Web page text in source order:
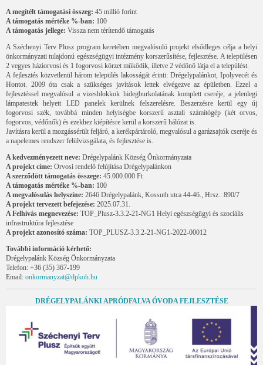
A megítélt támogatási összeg: 45 millió forint
A támogatás mértéke %-ban: 100
A támogatás jellege: Vissza nem térítendő támogatás
A Széchenyi Terv Plusz program keretében megvalósuló projekt elsődleges célja a helyi
önkormányzati tulajdonú egészségügyi intézmény korszerűsítése, fejlesztése. A településen
2 vegyes háziorvosi és 1 fogorvosi körzet működik, illetve 2 védőnő látja el a települést.
A fejlesztés közvetlenül három település lakosságát érinti: Drégelypalánkot, Ipolyvecét és
Hontot. 2009 óta csak a szükséges javítások lettek elvégezve az épületben. Ezzel a
fejlesztéssel megvalósul a vizesblokkok hidegburkolatának komplett cseréje, a jelenlegi
lámpatestek helyett LED panelek kerülnek felszerelésre. Beszerzésre kerül egy új
fogorvosi szék, továbbá minden helyiségbe korszerű asztali számítógép (két orvos,
fogorvos, védőnők) és ezekhez kiépítésre kerül a korszerű hálózat is.
Javításra kerül a mozgássérült feljáró, a kerékpártároló, megvalósul a garázsajtók cseréje és
a napelemes rendszer felülvizsgálata, és fejlesztése is.
A kedvezményezett neve: Drégelypalánk Község Önkormányzata
A projekt címe: Orvosi rendelő felújítása Drégelypalánkon
A szerződött támogatás összege: 45.000.000 Ft
A támogatás mértéke %-ban: 100
A megvalósulás helyszíne: 2646 Drégelypalánk, Kossuth utca 44-46., Hrsz.: 890/7
A projekt tervezett befejezése: 2025.07.31.
A Felhívás megnevezése: TOP_Plusz-3.3.2-21-NG1 Helyi egészségügyi és szociális
infrastruktúra fejlesztése
A projekt azonosító száma: TOP_PLUSZ-3.3.2-21-NG1-2022-00012
További információ kérhető:
Drégelypalánk Község Önkormányzata
Telefon: +36 (35) 367-199
Email: onkormanyzat@dpkoh.hu
DRÉGELYPALÁNKI APRÓDFALVA ÓVODA FEJLESZTÉSE